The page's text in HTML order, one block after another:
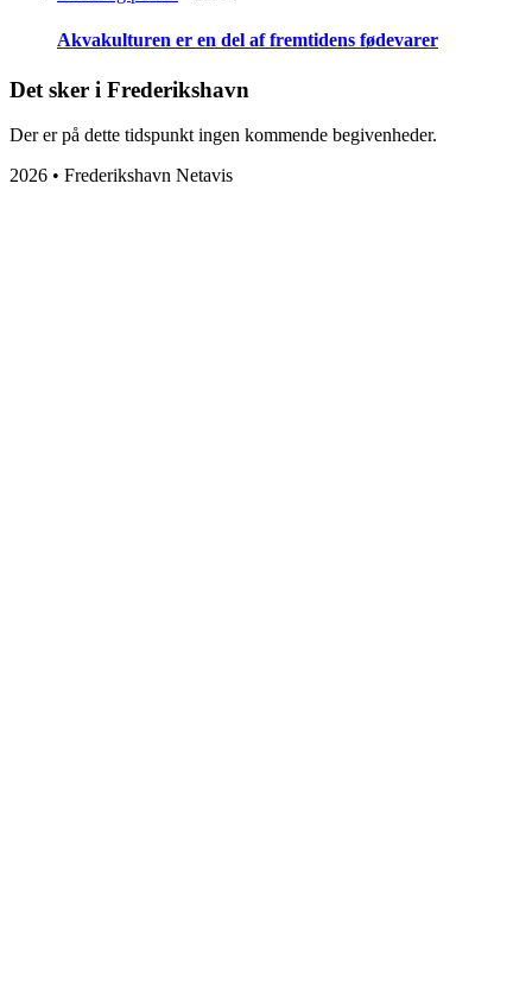
Akvakulturen er en del af fremtidens fødevarer
Det sker i Frederikshavn
Der er på dette tidspunkt ingen kommende begivenheder.
2026 • Frederikshavn Netavis